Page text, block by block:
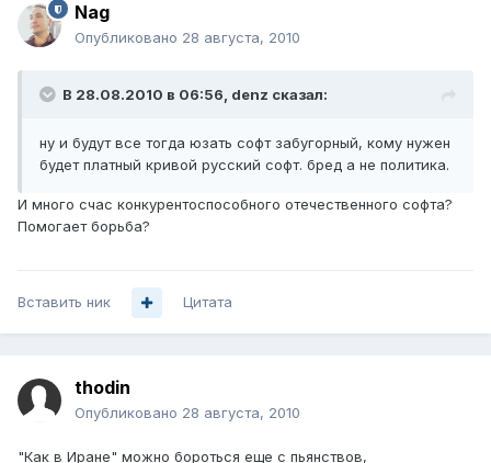
Nag
Опубликовано 28 августа, 2010
В 28.08.2010 в 06:56, denz сказал:
ну и будут все тогда юзать софт забугорный, кому нужен
будет платный кривой русский софт. бред а не политика.
И много счас конкурентоспособного отечественного софта?
Помогает борьба?
Вставить ник Цитата
thodin
Опубликовано 28 августа, 2010
"Как в Иране" можно бороться еще с пьянствов,